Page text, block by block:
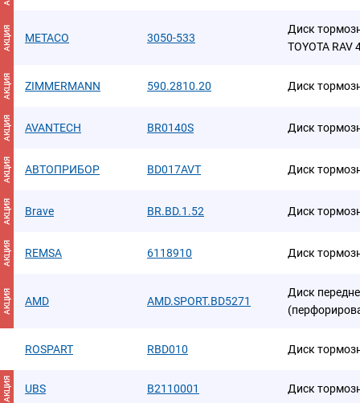
АКЦИЯ METACO 3050-533
Диск
TOYOTA
АКЦИЯ ZIMMERMANN 590.2810.20 Диск
АКЦИЯ AVANTECH BR0140S Диск
АКЦИЯ АВТОПРИБОР BD017AVT Диск
АКЦИЯ Brave BR.BD.1.52 Диск
АКЦИЯ REMSA 6118910 Диск
АКЦИЯ AMD AMD.SPORT.BD5271
Диск
ROSPART RBD010 Диск
АКЦИЯ UBS B2110001 Диск